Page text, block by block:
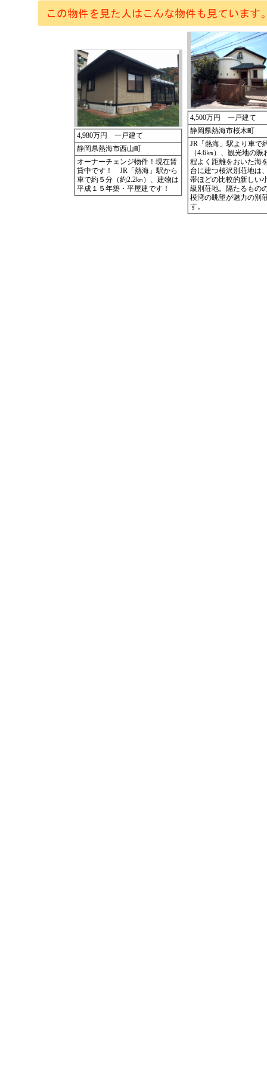
4,980万円 一戸建て
静岡県熱海市西山町
オーナーチェンジ物件！現在賃
貸中です！ JR「熱海」駅から
車で約５分（約2.2㎞）、建物は
平成１５年築・平屋建です！
4,500万円 一戸建て
静岡県熱海市桜木町
JR「熱海」駅より車で
（4.6㎞）、観光地の賑
程よく距離をおいた海
台に建つ桜沢別荘地は
帯ほどの比較的新しい
級別荘地。隔たるもの
模湾の眺望が魅力の別
す。